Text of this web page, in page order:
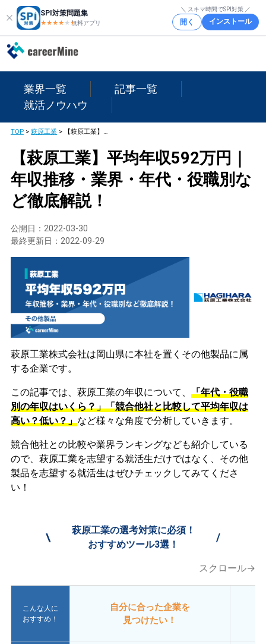
SPI対策問題集
★★★★ ★★
無料アプリ
＼ スキマ時間でSPI対策 ／
開く インストール
業界一覧
記事一覧
就活ノウハウ
TOP> 萩原工業> 【萩原工業】平均年収592万円｜年収推移・業界・年代・役職別など徹底解説！
【萩原工業】平均年収592万円｜
年収推移・業界・年代・役職別な
ど徹底解説！
公開日： 2022-03-30
最終更新日： 2022-09-29
萩原工業株式会社は岡山県に本社を置くその他製品に属
する企業です。
この記事では、萩原工業の年収について、 「年代・役職
別の年収はいくら？」「競合他社と比較して平均年収は
高い？低い？」など様々な角度で分析していきます。
競合他社との比較や業界ランキングなども紹介している
ので、萩原工業を志望する就活生だけではなく、その他
製品を志望する就活生はぜひチェックしてみてくださ
い！
\
萩原工業の選考対策に必須！
おすすめツール3選！
/
スクロール→
こんな人に
おすすめ！
自分に合った企業を
見つけたい！